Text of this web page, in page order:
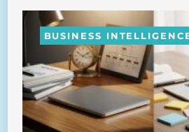
BUSINESS